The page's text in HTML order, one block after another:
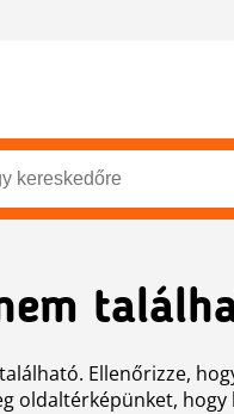
Ellenőrizze,
oldaltérképünket,